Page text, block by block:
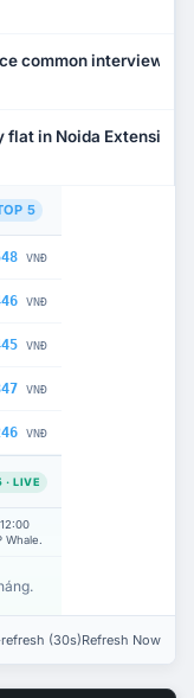
common interview
in Noida Extension?
5
VNĐ
VNĐ
VNĐ
VNĐ
VNĐ
· LIVE
(30s)Refresh Now